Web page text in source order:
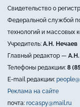
Свидетельство о
Федеральной службой
технологий и массовых
Учредитель: А.Н. Нечаев
Главный редактор —
Телефоны редакции: 8
E-mail редакции:
Реклама на сайте
почта: rocaspy@mail.ru